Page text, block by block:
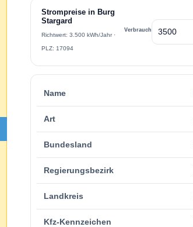
Strompreise in Burg
Stargard
Richtwert: 3.500 kWh/Jahr ·
PLZ: 17094
Verbrauch
Name
Art
Bundesland
Regierungsbezirk
Landkreis
Kfz-Kennzeichen